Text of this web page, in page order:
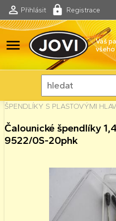
Přihlásit Registrace
menu
Váš
ŠPENDLÍKY S PLASTOVÝMI
Čalounické špendlíky
9522/0S-20phk